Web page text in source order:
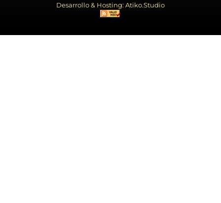
Desarrollo & Hosting: Atiko.Studio